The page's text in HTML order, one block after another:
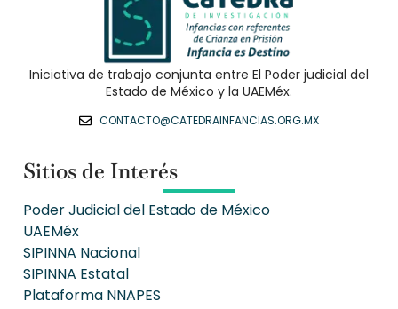
Iniciativa de trabajo conjunta entre El Poder judicial del
Estado de México y la UAEMéx.
CONTACTO@CATEDRAINFANCIAS.ORG.MX
Sitios de Interés
Poder Judicial del Estado de México
UAEMéx
SIPINNA Nacional
SIPINNA Estatal
Plataforma NNAPES